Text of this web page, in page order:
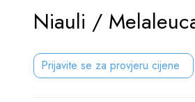
Niauli /
Prijavite se za provjeru cijene